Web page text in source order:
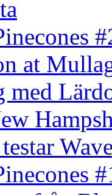
at
med